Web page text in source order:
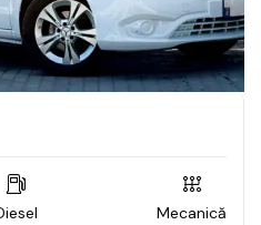
Mecanică